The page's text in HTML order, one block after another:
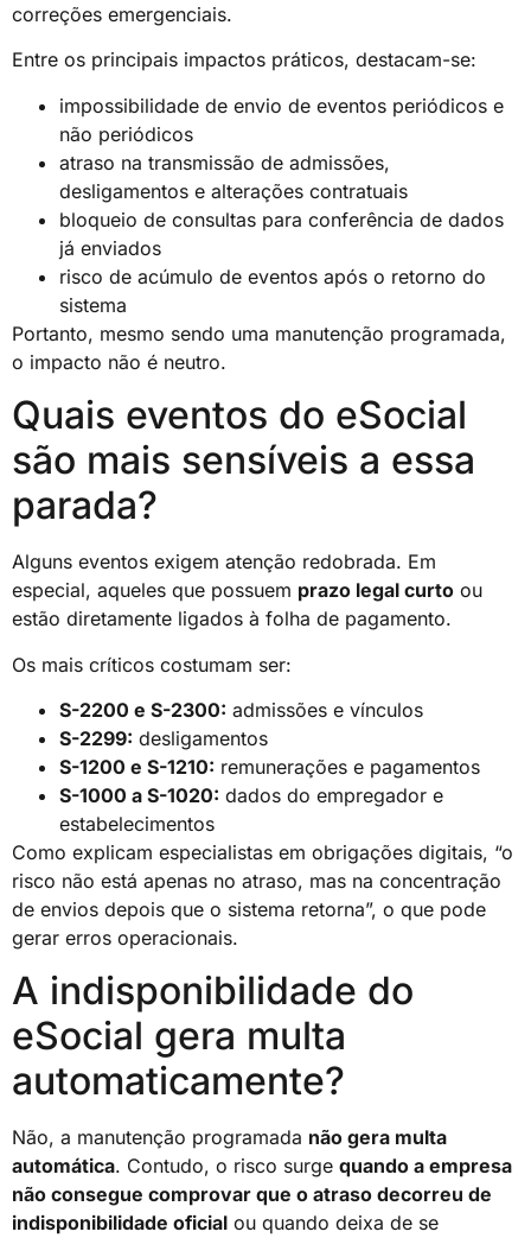
correções emergenciais.
Entre os principais impactos práticos, destacam-se:
impossibilidade de envio de eventos periódicos e
não periódicos
atraso na transmissão de admissões,
desligamentos e alterações contratuais
bloqueio de consultas para conferência de dados
já enviados
risco de acúmulo de eventos após o retorno do
sistema
Portanto, mesmo sendo uma manutenção programada,
o impacto não é neutro.
Quais eventos do eSocial
são mais sensíveis a essa
parada?
Alguns eventos exigem atenção redobrada. Em
especial, aqueles que possuem prazo legal curto ou
estão diretamente ligados à folha de pagamento.
Os mais críticos costumam ser:
S-2200 e S-2300: admissões e vínculos
S-2299: desligamentos
S-1200 e S-1210: remunerações e pagamentos
S-1000 a S-1020: dados do empregador e
estabelecimentos
Como explicam especialistas em obrigações digitais, “o
risco não está apenas no atraso, mas na concentração
de envios depois que o sistema retorna”, o que pode
gerar erros operacionais.
A indisponibilidade do
eSocial gera multa
automaticamente?
Não, a manutenção programada não gera multa
automática. Contudo, o risco surge quando a empresa
não consegue comprovar que o atraso decorreu de
indisponibilidade oficial ou quando deixa de se